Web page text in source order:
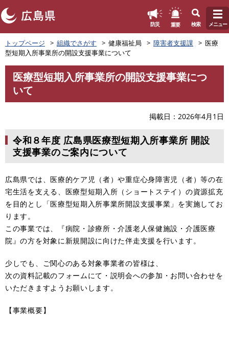
ペ
ー
ジ
の
で
防災 重要 検索 メニュー
トップページ 組織でさがす 健康福祉局 障害者支援課
医療
型短期入所事業所の開設支援事業について
医療型短期入所事業所の開設支援事業につ
いて
掲載日 2026年4月1日
令和８年度 広島県医療型短期入所事業所 開設
支援事業のご案内について
広島県では、医療的ケア児（者）や重症心身障害児（者）等の在
宅生活を支える、医療型短期入所（ショートステイ）の資源拡充
を目的とし「医療型短期入所事業所開設支援事業」を実施してお
ります。
この事業では、『病院・診療所・介護老人保健施設・介護医療
院』の方を対象に新規開設に向けた伴走支援を行います。
少しでも、ご関心のある対象事業者の皆様は、
次の資料記載のフォームにて・説明会への参加・お問い合わせを
いただきますようお願いします。
【事業概要】